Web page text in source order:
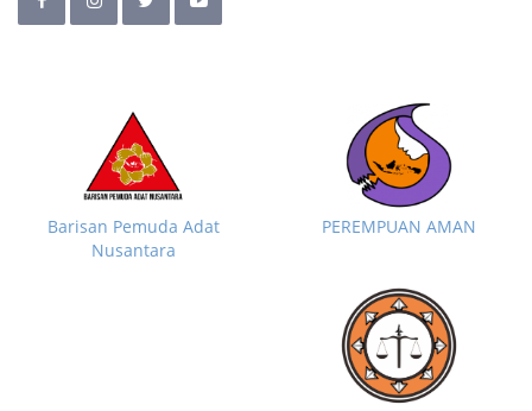
Barisan Pemuda Adat
Nusantara
PEREMPUAN AMAN